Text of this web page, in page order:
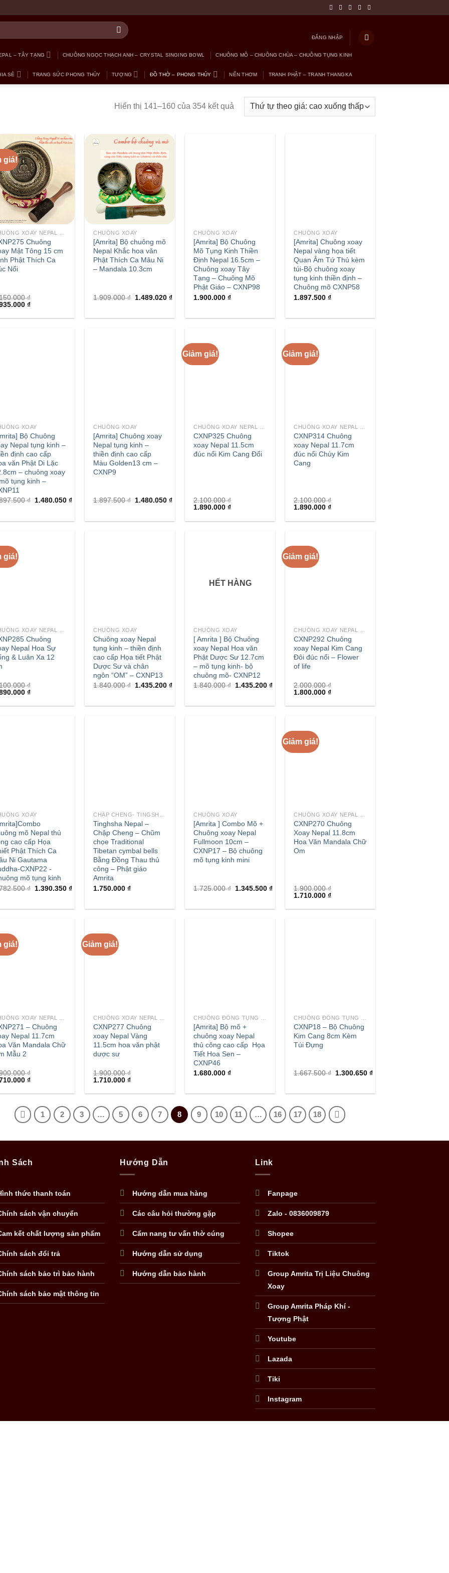
ĐĂNG NHẬP
– TÂY TẠNG CHUÔNG NGỌC THẠCH ANH – CRYSTAL SINGING BOWL CHUÔNG MÕ – CHUÔNG CHÙA – CHUÔNG TỤNG KINH
SẺ TRANG SỨC PHONG THỦY TƯỢNG ĐỒ THỜ – PHONG THỦY NẾN THƠM TRANH PHẬT – TRANH THANGKA
Hiển thị 141–160 của 354 kết quả
giá!
CHUÔNG XOAY NEPAL - TÂY TẠNG
Chuông
Mật Tông 15 cm
Phật Thích Ca
Nổi
₫
₫
+
CHUÔNG XOAY
[Amrita] Bộ chuông mõ
Nepal Khắc hoa văn
Phật Thích Ca Mâu Ni
– Mandala 10.3cm
1.909.000₫ 1.489.020₫
CHUÔNG XOAY
[Amrita] Bộ Chuông
Mõ Tụng Kinh Thiền
Định Nepal 16.5cm –
Chuông xoay Tây
Tạng – Chuông Mõ
Phật Giáo – CXNP98
1.900.000₫
CHUÔNG XOAY
[Amrita] Chuông xoay
Nepal vàng họa tiết
Quan Âm Tứ Thủ kèm
túi-Bộ chuông xoay
tụng kinh thiền định –
Chuông mõ CXNP58
1.897.500₫
XOAY
Bộ Chuông
Nepal tụng kinh –
định cao cấp
văn Phật Di Lặc
– chuông xoay
tụng kinh –
₫ 1.480.050₫
CHUÔNG XOAY
[Amrita] Chuông xoay
Nepal tụng kinh –
thiền định cao cấp
Màu Golden13 cm –
CXNP9
1.897.500₫ 1.480.050₫
Giảm giá!
CXNP325 Chuông
xoay Nepal 11.5cm
đúc nổi Kim Cang Đổi
2.100.000₫
1.890.000₫
Giảm giá!
CXNP314 Chuông
xoay Nepal 11.7cm
đúc nổi Chùy Kim
Cang
2.100.000₫
1.890.000₫
giá!
Chuông
Nepal Hoa Sự
& Luân Xa 12
₫
₫
CHUÔNG XOAY
Chuông xoay Nepal
tụng kinh – thiền định
cao cấp Họa tiết Phật
Dược Sư và chân
ngôn “OM” – CXNP13
1.840.000₫ 1.435.200₫
HẾT HÀNG
CHUÔNG XOAY
[ Amrita ] Bộ Chuông
xoay Nepal Hoa văn
Phật Dược Sư 12.7cm
– mõ tụng kinh- bộ
chuông mõ- CXNP12
1.840.000₫ 1.435.200₫
Giảm giá!
CXNP292 Chuông
xoay Nepal Kim Cang
Đôi đúc nổi – Flower
of life
2.000.000₫
1.800.000₫
XOAY
mõ Nepal thủ
cao cấp Họa
Phật Thích Ca
Ni Gautama
CXNP22 -
mõ tụng kinh
₫ 1.390.350₫
Tinghsha Nepal –
Chập Cheng – Chũm
chọe Traditional
Tibetan cymbal bells
Bằng Đồng Thau thủ
công – Phật giáo
Amrita
1.750.000₫
CHUÔNG XOAY
[Amrita ] Combo Mõ +
Chuông xoay Nepal
Fullmoon 10cm –
CXNP17 – Bộ chuông
mõ tụng kinh mini
1.725.000₫ 1.345.500₫
Giảm giá!
CXNP270 Chuông
Xoay Nepal 11.8cm
Hoa Văn Mandala Chữ
Om
1.900.000₫
1.710.000₫
giá!
– Chuông
Nepal 11.7cm
Văn Mandala Chữ
Mẫu 2
₫
₫
Giảm giá!
CXNP277 Chuông
xoay Nepal Vàng
11.5cm hoa văn phật
dược sư
1.900.000₫
1.710.000₫
[Amrita] Bộ mõ +
chuông xoay Nepal
thủ công cao cấp Họa
Tiết Hoa Sen –
CXNP46
1.680.000₫
CXNP18 – Bộ Chuông
Kim Cang 8cm Kèm
Túi Đựng
1.667.500₫ 1.300.650₫
1 2 3 … 5 6 7 8 9 10 11 … 16 17 18
Sách
thức thanh toán
sách vận chuyển
kết chất lượng sản phẩm
sách đổi trả
sách bảo trì bảo hành
sách bảo mật thông tin
Hướng Dẫn
Hướng dẫn mua hàng
Các câu hỏi thường gặp
Cẩm nang tư vấn thờ cúng
Hướng dẫn sử dụng
Hướng dẫn bảo hành
Link
Fanpage
Zalo - 0836009879
Shopee
Tiktok
Group Amrita Trị Liệu Chuông
Xoay
Group Amrita Pháp Khí -
Tượng Phật
Youtube
Lazada
Tiki
Instagram